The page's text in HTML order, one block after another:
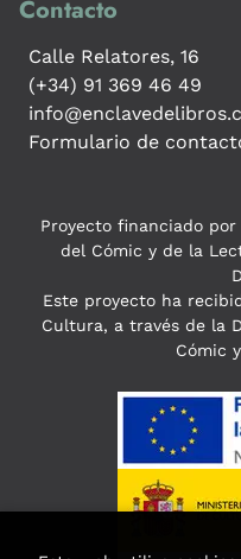
Contacto
Calle Relatores, 16
(+34) 91 369 46 49
Formulario de
Proyecto financiado
del Cómic y de la
Este proyecto ha
Cultura, a través de la
Cómic